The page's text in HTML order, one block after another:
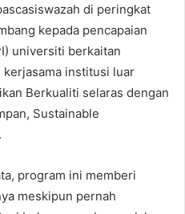
di peringkat
kepada pencapaian
universiti berkaitan
kerjasama institusi luar
Berkualiti selaras dengan
Sustainable
program ini memberi
meskipun pernah